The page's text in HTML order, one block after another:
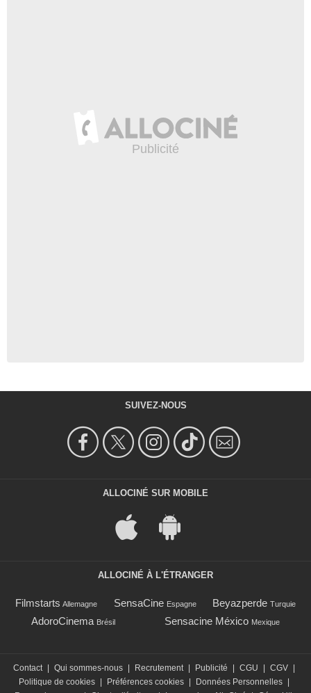
SUIVEZ-NOUS
ALLOCINÉ SUR MOBILE
ALLOCINÉ À L'ÉTRANGER
Filmstarts Allemagne SensaCine Espagne Beyazperde Turquie
AdoroCinema Brésil Sensacine México Mexique
Contact Qui sommes-nous Recrutement Publicité CGU CGV
Politique de cookies
Préférences cookies Données Personnelles